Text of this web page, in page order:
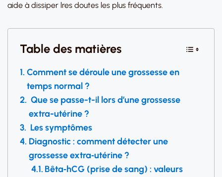
aide à dissiper lres doutes les plus fréquents.
Table des matières
Comment se déroule une grossesse en
temps normal ?
Que se passe-t-il lors d’une grossesse
extra-utérine ?
Les symptômes
Diagnostic : comment détecter une
grossesse extra‑utérine ?
Bêta‑hCG (prise de sang) : valeurs